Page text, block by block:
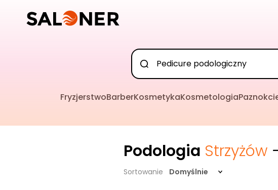
FryzjerstwoBarberKosmetykaKosmetologia
Podologia Strzyżów
Sortowanie Domyślnie